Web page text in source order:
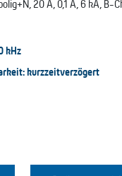
20 A, 0,1 A, 6 kA, B-
kHz
kurzzeitverzögert